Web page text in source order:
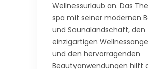
Wellnessurlaub an. Das
spa mit seiner modernen
und Saunalandschaft, den
einzigartigen
und den hervorragenden
Beautyanwendungen hilft